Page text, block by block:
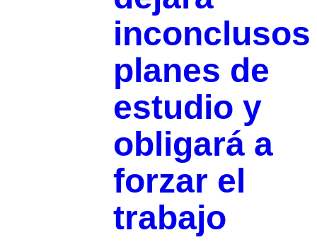
inconclusos
planes de
estudio y
obligará a
forzar el
trabajo